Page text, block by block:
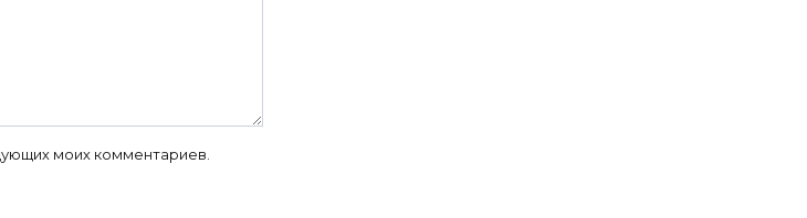
моих комментариев.